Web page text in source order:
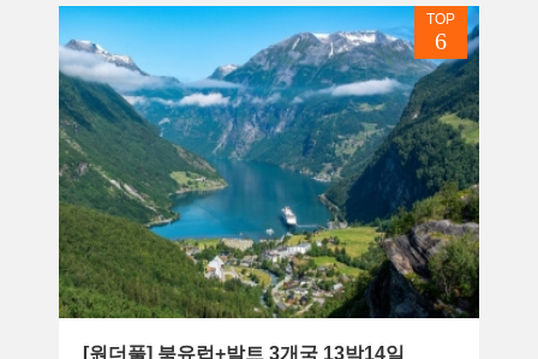
화유산으로 지정된 중세 동화 마을 체스키크롬로프,
달마시...
상품보기
TOP
6
[원더풀] 북유럽+발트 3개국 13박14일